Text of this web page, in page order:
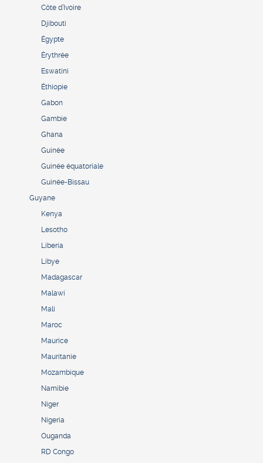
Côte d’Ivoire
Djibouti
Égypte
Érythrée
Eswatini
Éthiopie
Gabon
Gambie
Ghana
Guinée
Guinée équatoriale
Guinée-Bissau
Guyane
Kenya
Lesotho
Liberia
Libye
Madagascar
Malawi
Mali
Maroc
Maurice
Mauritanie
Mozambique
Namibie
Niger
Nigeria
Ouganda
RD Congo